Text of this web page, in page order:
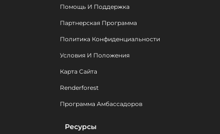
Помощь И Поддержка
Партнерская Программа
Политика Конфиденциальности
Условия И Положения
Карта Сайта
Renderforest
Программа Амбассадоров
Ресурсы